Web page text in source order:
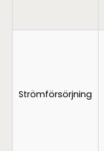
Strömförsörjning